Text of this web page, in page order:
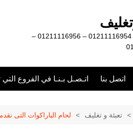
تعبئه وتغليف 01211116954 – 01211116956 –
اتصل بنا اتـصـل بـنـا في الفروع
تعبئة و تغليف لحام الباراكوات التى